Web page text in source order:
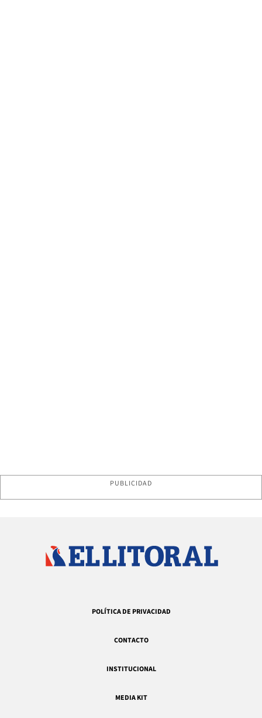
PUBLICIDAD
POLÍTICA DE PRIVACIDAD
CONTACTO
INSTITUCIONAL
MEDIA KIT